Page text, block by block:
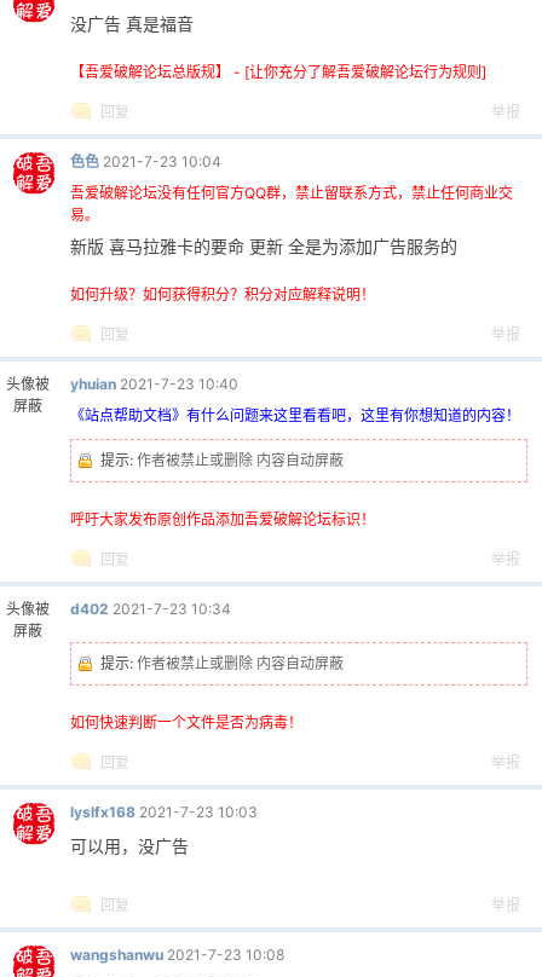
没广告 真是福音
【吾爱破解论坛总版规】 - [让你充分了解吾爱破解论坛行为规则]
回复 举报
色色 2021-7-23 10:04
吾爱破解论坛没有任何官方QQ群，禁止留联系方式，禁止任何商业交
易。
新版 喜马拉雅卡的要命 更新 全是为添加广告服务的
如何升级？如何获得积分？积分对应解释说明！
回复 举报
头像被
屏蔽
yhuian 2021-7-23 10:40
《站点帮助文档》有什么问题来这里看看吧，这里有你想知道的内容！
提示: 作者被禁止或删除 内容自动屏蔽
呼吁大家发布原创作品添加吾爱破解论坛标识！
回复 举报
头像被
屏蔽
d402 2021-7-23 10:34
提示: 作者被禁止或删除 内容自动屏蔽
如何快速判断一个文件是否为病毒！
回复 举报
lyslfx168 2021-7-23 10:03
可以用，没广告
回复 举报
wangshanwu 2021-7-23 10:08